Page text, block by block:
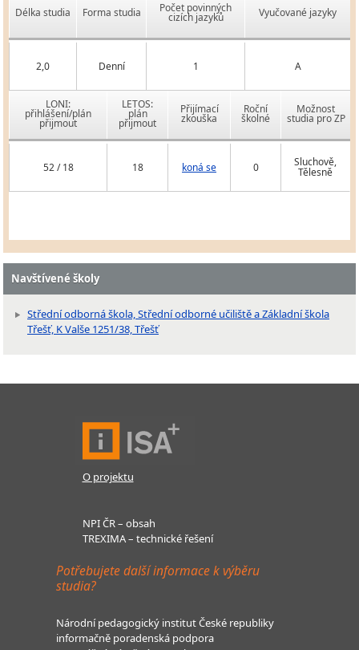
Délka studia Forma studia Počet povinných
cizích jazyků Vyučované jazyky
2,0 Denní 1 A
LONI:
přihlášení/plán
přijmout
LETOS:
plán
přijmout
Přijímací
zkouška
Roční
školné
Možnost
studia pro ZP
52 / 18 18 koná se 0 Sluchově,
Tělesně
Navštívené školy
Střední odborná škola, Střední odborné učiliště a Základní škola
Třešť, K Valše 1251/38, Třešť
O projektu
NPI ČR – obsah
TREXIMA – technické řešení
Potřebujete další informace k výběru
studia?
Národní pedagogický institut České republiky
informačně poradenská podpora